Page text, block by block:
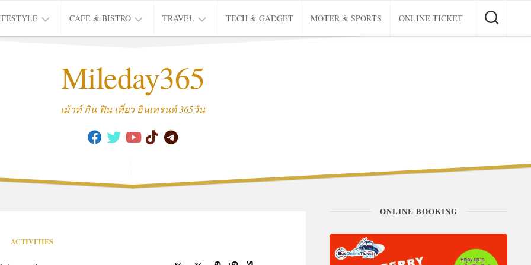
MOVIE
CAFE & BISTRO
CAFE
TRAVEL
THAI
TRIP
TECH & GADGET MOTER & SPORTS ONLINE TICKET
Mileday365
เม้าท์ กิน ฟิน เที่ยว อินเทรนด์ 365วัน
ACTIVITIES
ONLINE BOOKING